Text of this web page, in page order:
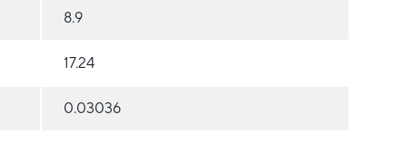
8.9
17.24
0.03036